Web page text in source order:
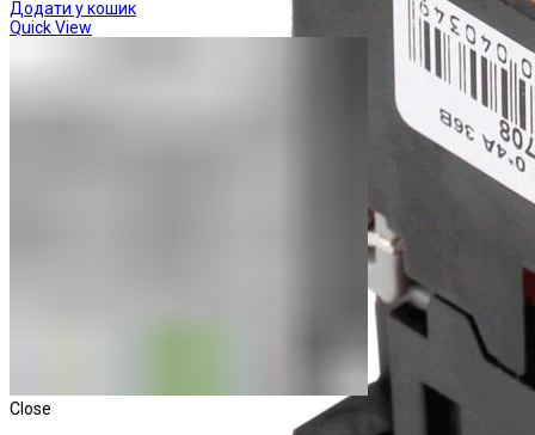
Додати у кошик
Quick View
Close